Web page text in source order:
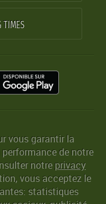
TIMES
vous garantir la
de notre
notreprivacy
vous acceptez le
statistiques